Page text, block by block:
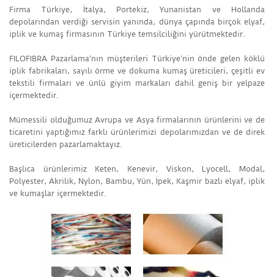
Firma Türkiye, İtalya, Portekiz, Yunanistan ve Hollanda
depolarından verdiği servisin yanında, dünya çapında birçok elyaf,
iplik ve kumaş firmasının Türkiye temsilciliğini yürütmektedir.
FILOFIBRA Pazarlama’nın müşterileri Türkiye’nin önde gelen köklü
iplik fabrikaları, sayılı örme ve dokuma kumaş üreticileri, çeşitli ev
tekstili firmaları ve ünlü giyim markaları dahil geniş bir yelpaze
içermektedir.
Mümessili olduğumuz Avrupa ve Asya firmalarının ürünlerini ve de
ticaretini yaptığımız farklı ürünlerimizi depolarımızdan ve de direk
üreticilerden pazarlamaktayız.
Başlıca ürünlerimiz Keten, Kenevir, Viskon, Lyocell, Modal,
Polyester, Akrilik, Nylon, Bambu, Yün, İpek, Kaşmir bazlı elyaf, iplik
ve kumaşlar içermektedir.